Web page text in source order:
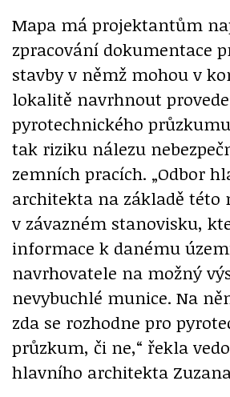
Mapa má projektantům
zpracování dokumentace
stavby v němž mohou v
lokalitě navrhnout
pyrotechnického
tak riziku nálezu
zemních pracích. „Odbor
architekta na základě této
v závazném stanovisku,
informace k danému
navrhovatele na možný
nevybuchlé munice. Na
zda se rozhodne pro
průzkum, či ne,“ řekla
hlavního architekta